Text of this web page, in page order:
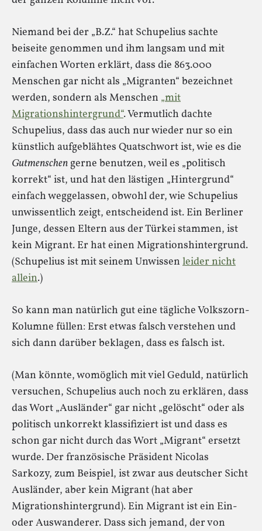
Niemand bei der „B.Z.“ hat Schupelius sachte
beiseite genommen und ihm langsam und mit
einfachen Worten erklärt, dass die 863.000
Menschen gar nicht als „Migranten“ bezeichnet
werden, sondern als Menschen „mit
Migrationshintergrund“. Vermutlich dachte
Schupelius, dass das auch nur wieder nur so ein
künstlich aufgeblähtes Quatschwort ist, wie es die
Gutmenschengerne benutzen, weil es „politisch
korrekt“ ist, und hat den lästigen „Hintergrund“
einfach weggelassen, obwohl der, wie Schupelius
unwissentlich zeigt, entscheidend ist. Ein Berliner
Junge, dessen Eltern aus der Türkei stammen, ist
kein Migrant. Er hat einen Migrationshintergrund.
(Schupelius ist mit seinem Unwissen leider nicht
allein.)
So kann man natürlich gut eine tägliche Volkszorn-
Kolumne füllen: Erst etwas falsch verstehen und
sich dann darüber beklagen, dass es falsch ist.
(Man könnte, womöglich mit viel Geduld, natürlich
versuchen, Schupelius auch noch zu erklären, dass
das Wort „Ausländer“ gar nicht „gelöscht“ oder als
politisch unkorrekt klassifiziert ist und dass es
schon gar nicht durch das Wort „Migrant“ ersetzt
wurde. Der französische Präsident Nicolas
Sarkozy, zum Beispiel, ist zwar aus deutscher Sicht
Ausländer, aber kein Migrant (hat aber
Migrationshintergrund). Ein Migrant ist ein Ein-
oder Auswanderer. Dass sich jemand, der von